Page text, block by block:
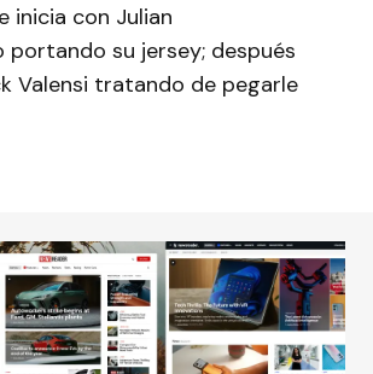
inicia con Julian
su jersey; después
Valensi tratando de pegarle